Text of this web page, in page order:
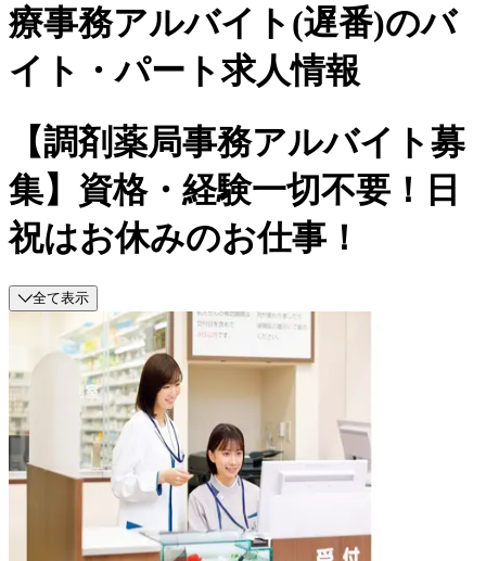
療事務アルバイト(遅番)のバ
イト・パート求人情報
【調剤薬局事務アルバイト募
集】資格・経験一切不要！日
祝はお休みのお仕事！
全て表示